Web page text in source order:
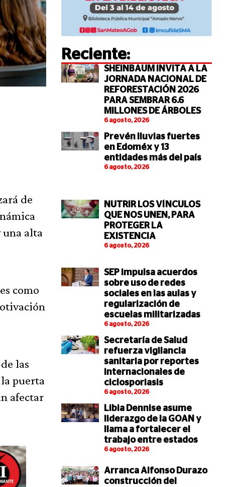
de
alta
como
las
puerta
afectar
Reciente:
SHEINBAUM INVITA A LA
JORNADA NACIONAL DE
REFORESTACIÓN 2026
PARA SEMBRAR 6.6
MILLONES DE ÁRBOLES
6 agosto, 2026
Prevén lluvias fuertes
en Edoméx y 13
entidades más del país
6 agosto, 2026
NUTRIR LOS VÍNCULOS
QUE NOS UNEN, PARA
PROTEGER LA
EXISTENCIA
6 agosto, 2026
SEP impulsa acuerdos
sobre uso de redes
sociales en las aulas y
regularización de
escuelas militarizadas
6 agosto, 2026
Secretaría de Salud
refuerza vigilancia
sanitaria por reportes
internacionales de
ciclosporiasis
6 agosto, 2026
Libia Dennise asume
liderazgo de la GOAN y
llama a fortalecer el
trabajo entre estados
6 agosto, 2026
Arranca Alfonso Durazo
construcción del